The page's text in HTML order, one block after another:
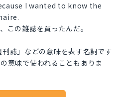
I wanted to know the
この雑誌を買ったんだ。
誌」などの意味を表す名詞です
意味で使われることもありま